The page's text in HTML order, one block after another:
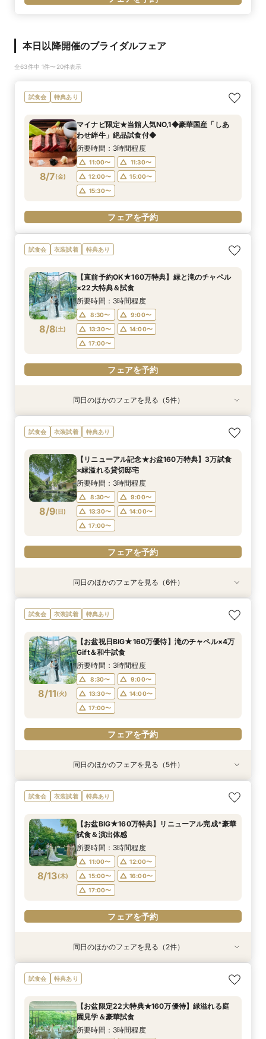
本日以降開催のブライダルフェア
全63件中 1件〜20件表示
試食会 特典あり
8/7(金)
マイナビ限定★当館人気NO,1◆豪華国産「しあ
わせ絆牛」絶品試食付◆
所要時間：3時間程度
11:00〜
11:30〜
12:00〜
15:00〜
15:30〜
フェアを予約
試食会 衣装試着 特典あり
8/8(土)
【直前予約OK★160万特典】緑と滝のチャペル
×22大特典＆試食
所要時間：3時間程度
8:30〜
9:00〜
13:30〜
14:00〜
17:00〜
フェアを予約
衣装試着 特典あり
8/8(土)
【少人数プラン相談会】専用の貸切別邸OPEN&
贅沢無料試食
8:30〜
8:45〜
9:00〜
13:30〜
14:00〜
フェアを予約
特典あり
8/8(土)
【神前挙式をご検討の方へ】神殿「凛」見学＆和
フレンチ無料試食
8:30〜
8:45〜
9:00〜
13:30〜
14:00〜
フェアを予約
特典あり
8/8(土)
【初めての式場見学の方も安心】豪華試食付きウ
エディング相談会
8:30〜
8:45〜
9:00〜
13:30〜
14:00〜
フェアを予約
衣装試着 特典あり
8/8(土)
《新チャペルOPEN記念◆8大特典≫木目×ナ
チュラルチャペル体験
8:30〜
8:45〜
9:00〜
13:30〜
14:00〜
フェアを予約
衣装試着 特典あり
8/8(土)
マイナビ限定【料理重視派必見】和牛フィレ肉×
懐石フレンチコース美食会
8:30〜
8:45〜
9:00〜
13:30〜
14:00〜
フェアを予約
同日のほかのフェアを見る（5件）
試食会 衣装試着 特典あり
8/9(日)
【リニューアル記念★お盆160万特典】3万試食
×緑溢れる貸切邸宅
所要時間：3時間程度
8:30〜
9:00〜
13:30〜
14:00〜
17:00〜
フェアを予約
衣装試着 特典あり
8/9(日)
【少人数プラン相談会】専用の貸切別邸OPEN&
贅沢無料試食
8:30〜
9:00〜
13:30〜
14:00〜
フェアを予約
特典あり
8/9(日)
【神前挙式をご検討の方へ】神殿「凛」見学＆和
フレンチ無料試食
8:30〜
9:00〜
13:30〜
14:00〜
フェアを予約
特典あり
8/9(日)
【初めての式場見学の方も安心】豪華試食付きウ
エディング相談会
8:30〜
9:00〜
13:30〜
14:00〜
フェアを予約
衣装試着 特典あり
8/9(日)
《新チャペルOPEN記念◆8大特典≫木目×ナ
チュラルチャペル体験
8:30〜
9:00〜
13:30〜
14:00〜
フェアを予約
衣装試着 特典あり
8/9(日)
マイナビ限定【料理重視派必見】和牛フィレ肉×
懐石フレンチコース美食会
8:30〜
9:00〜
13:30〜
14:00〜
フェアを予約
衣装試着 特典あり
8/9(日)
マイナビ限定【料理重視派必見】和牛フィレ肉×
懐石フレンチコース美食会
8:30〜
9:00〜
13:30〜
14:00〜
フェアを予約
同日のほかのフェアを見る（6件）
試食会 衣装試着 特典あり
8/11(火)
【お盆祝日BIG★160万優待】滝のチャペル×4万
Gift＆和牛試食
所要時間：3時間程度
8:30〜
9:00〜
13:30〜
14:00〜
17:00〜
フェアを予約
衣装試着 特典あり
8/11(火)
【少人数プラン相談会】専用の貸切別邸OPEN&
贅沢無料試食
8:30〜
9:00〜
13:30〜
14:00〜
フェアを予約
特典あり
8/11(火)
【神前挙式をご検討の方へ】神殿「凛」見学＆和
フレンチ無料試食
8:30〜
9:00〜
13:30〜
14:00〜
フェアを予約
特典あり
8/11(火)
【初めての式場見学の方も安心】豪華試食付きウ
エディング相談会
8:30〜
9:00〜
13:30〜
14:00〜
フェアを予約
衣装試着 特典あり
8/11(火)
《新チャペルOPEN記念◆8大特典≫木目×ナ
チュラルチャペル体験
8:30〜
9:00〜
13:30〜
14:00〜
フェアを予約
衣装試着 特典あり
8/11(火)
マイナビ限定【料理重視派必見】和牛フィレ肉×
懐石フレンチコース美食会
8:30〜
9:00〜
13:30〜
14:00〜
フェアを予約
同日のほかのフェアを見る（5件）
試食会 衣装試着 特典あり
8/13(木)
【お盆BIG★160万特典】リニューアル完成*豪華
試食＆演出体感
所要時間：3時間程度
11:00〜
12:00〜
15:00〜
16:00〜
17:00〜
フェアを予約
衣装試着 特典あり
8/13(木)
【少人数プラン相談会】専用の貸切別邸OPEN&
贅沢無料試食
11:00〜
11:30〜
12:00〜
15:00〜
特典あり
8/13(木)
マイナビ限定★当館人気NO,1◆豪華国産「しあ
わせ絆牛」絶品試食付◆
11:00〜
11:30〜
12:00〜
15:00〜
同日のほかのフェアを見る（2件）
試食会 特典あり
【お盆限定22大特典★160万優待】緑溢れる庭
園見学＆豪華試食
所要時間：3時間程度